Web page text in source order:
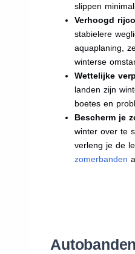
slippen
Verhoogd
stabielere
aquaplaning,
winterse
Wettelijke
landen zijn
boetes en
Bescherm je
winter over te
verleng je de
zomerbanden